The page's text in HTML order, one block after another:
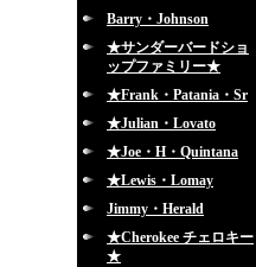
Barry・Johnson
★サンダーバードショ
ップファミリー★
★Frank・Patania・Sr
★Julian・Lovato
★Joe・H・Quintana
★Lewis・Lomay
Jimmy・Herald
★Cherokee チェロキー
★